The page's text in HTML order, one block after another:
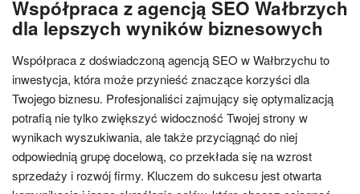
Współpraca z agencją SEO Wałbrzych
dla lepszych wyników biznesowych
Współpraca z doświadczoną agencją SEO w Wałbrzychu to
inwestycja, która może przynieść znaczące korzyści dla
Twojego biznesu. Profesjonaliści zajmujący się optymalizacją
potrafią nie tylko zwiększyć widoczność Twojej strony w
wynikach wyszukiwania, ale także przyciągnąć do niej
odpowiednią grupę docelową, co przekłada się na wzrost
sprzedaży i rozwój firmy. Kluczem do sukcesu jest otwarta